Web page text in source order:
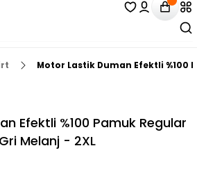
Motor Lastik Duman Efektli %100
Efektli %100 Pamuk Regular
Melanj - 2XL